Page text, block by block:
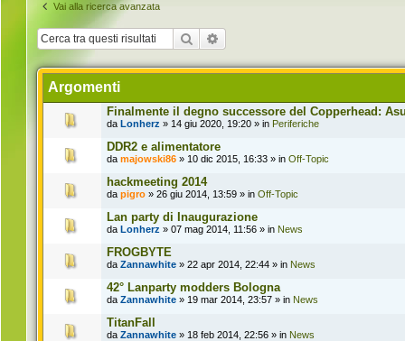
Vai alla ricerca avanzata
Cerca
Argomenti
Finalmente il degno successore del Copperhead:
da Lonherz » 14 giu 2020, 19:20 » in Periferiche
DDR2 e alimentatore
da majowski86 » 10 dic 2015, 16:33 » in Off-Topic
hackmeeting 2014
da pigro » 26 giu 2014, 13:59 » in Off-Topic
Lan party di Inaugurazione
da Lonherz » 07 mag 2014, 11:56 » in News
FROGBYTE
da Zannawhite » 22 apr 2014, 22:44 » in News
42° Lanparty modders Bologna
da Zannawhite » 19 mar 2014, 23:57 » in News
TitanFall
da Zannawhite » 18 feb 2014, 22:56 » in News